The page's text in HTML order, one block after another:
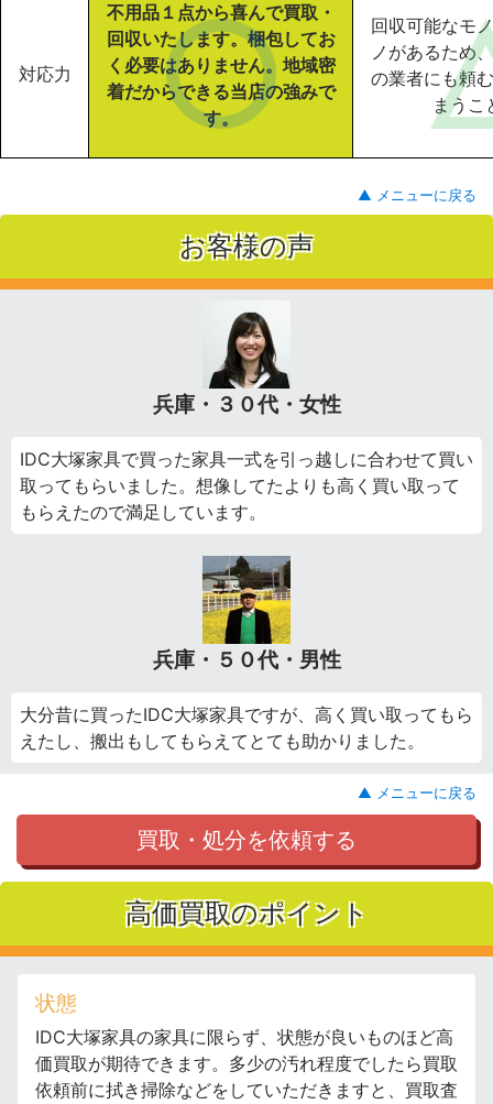
対応力
不用品１点から喜んで買取・
回収いたします。梱包してお
く必要はありません。地域密
着だからできる当店の強みで
す。
回収可能なモ
ノがあるため
の業者にも頼
まうこ
▲ メニューに戻る
お客様の声
兵庫・３０代・女性
IDC大塚家具で買った家具一式を引っ越しに合わせて買い
取ってもらいました。想像してたよりも高く買い取って
もらえたので満足しています。
兵庫・５０代・男性
大分昔に買ったIDC大塚家具ですが、高く買い取ってもら
えたし、搬出もしてもらえてとても助かりました。
▲ メニューに戻る
買取・処分を依頼する
高価買取のポイント
状態
IDC大塚家具の家具に限らず、状態が良いものほど高
価買取が期待できます。多少の汚れ程度でしたら買取
依頼前に拭き掃除などをしていただきますと、買取査